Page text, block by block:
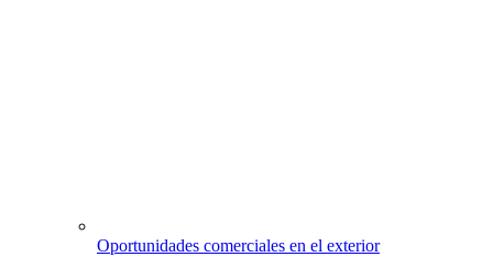
Oportunidades comerciales en el exterior